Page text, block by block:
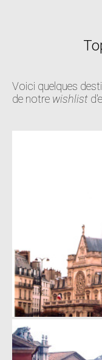
Voici quelques
de notre wishlist